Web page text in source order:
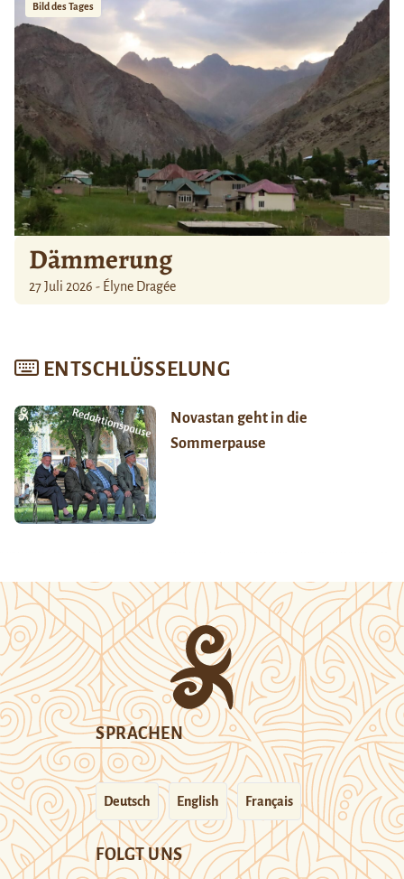
Bild des Tages
Dämmerung
27 Juli 2026 - Élyne Dragée
ENTSCHLÜSSELUNG
Novastan geht in die
Sommerpause
SPRACHEN
Deutsch English Français
FOLGT UNS